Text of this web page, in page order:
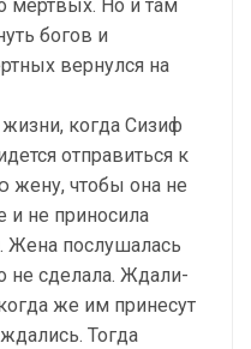
мертвых. Но и там
богов и
вернулся на
когда Сизиф
отправиться к
жену, чтобы она не
и не приносила
послушалась
не сделала. Ждали-
же им принесут
Тогда